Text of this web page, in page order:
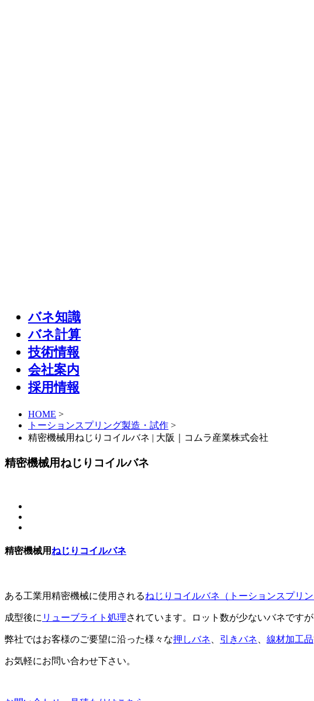
バネ知識
バネ計算
技術情報
会社案内
採用情報
HOME >
トーションスプリング製造・試作 >
精密機械用ねじりコイルバネ | 大阪｜コムラ産業株式会社
精密機械用ねじりコイルバネ
精密機械用ねじりコイルバネ
ある工業用精密機械に使用されるねじりコイルバネ（トーションスプリン
成型後に リューブライト処理されています。ロット数が少ないバネです
弊社ではお客様のご要望に沿った様々な押しバネ 引きバネ 線材加工品
お気軽にお問い合わせ下さい。